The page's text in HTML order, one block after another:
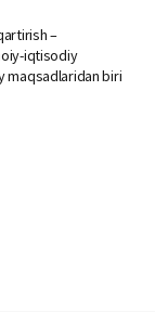
–
iqtisodiy
maqsadlaridan biri